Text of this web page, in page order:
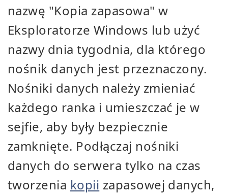
nazwę "Kopia zapasowa" w
Eksploratorze Windows lub użyć
nazwy dnia tygodnia, dla którego
nośnik danych jest przeznaczony.
Nośniki danych należy zmieniać
każdego ranka i umieszczać je w
sejfie, aby były bezpiecznie
zamknięte. Podłączaj nośniki
danych do serwera tylko na czas
tworzenia kopii zapasowej danych,